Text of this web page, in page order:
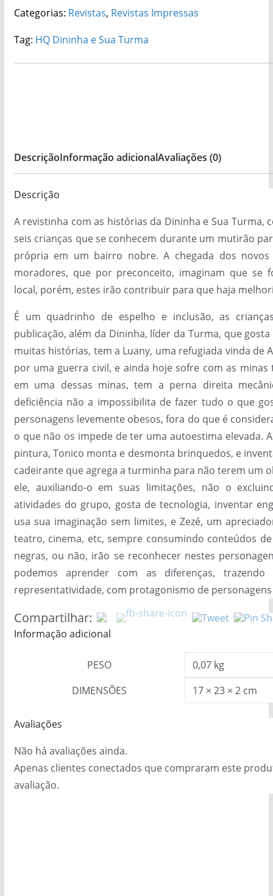
Turma
-
Categorias: Revistas, Revistas Impressas
Tag: HQ Dininha e Sua Turma
DescriçãoInformação adicionalAvaliações (0)
Descrição
A revistinha com as histórias da Dininha e Sua Turma,
seis crianças que se conhecem durante um mutirão
própria em um bairro nobre. A chegada dos novos
moradores, que por preconceito, imaginam que se
local, porém, estes irão contribuir para que haja
É um quadrinho de espelho e inclusão, as
publicação, além da Dininha, líder da Turma, que
muitas histórias, tem a Luany, uma refugiada vinda de
por uma guerra civil, e ainda hoje sofre com as minas
em uma dessas minas, tem a perna direita
deficiência não a impossibilita de fazer tudo o que
personagens levemente obesos, fora do que é
o que não os impede de ter uma autoestima elevada.
pintura, Tonico monta e desmonta brinquedos, e
cadeirante que agrega a turminha para não terem um
ele, auxiliando-o em suas limitações, não o
atividades do grupo, gosta de tecnologia, inventar
usa sua imaginação sem limites, e Zezé, um
teatro, cinema, etc, sempre consumindo conteúdos
negras, ou não, irão se reconhecer nestes
podemos aprender com as diferenças,
representatividade, com protagonismo de personagens
Compartilhar:
Informação adicional
PESO
0,07 kg
DIMENSÕES
17 × 23 × 2 cm
Avaliações
Não há avaliações ainda.
Apenas clientes conectados que compraram este
avaliação.